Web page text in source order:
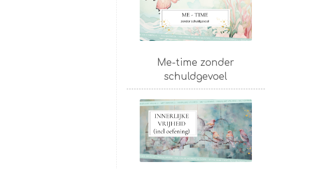
Me-time zonder
schuldgevoel